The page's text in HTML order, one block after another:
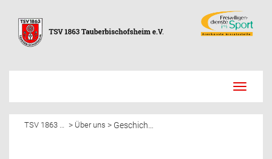
Toggle
TSV 1863 Tauberbischofsheim e.V. > Über uns > Geschichte des TSV 1863 Tauberbischofsheim